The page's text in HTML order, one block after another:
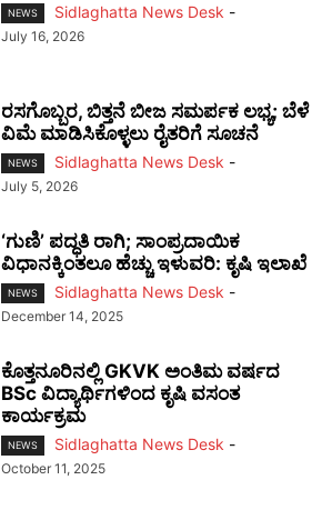
NEWS Sidlaghatta News Desk -
July 16, 2026
ರಸಗೊಬ್ಬರ, ಬಿತ್ತನೆ ಬೀಜ ಸಮರ್ಪಕ ಲಭ್ಯ; ಬೆಳೆ
ವಿಮೆ ಮಾಡಿಸಿಕೊಳ್ಳಲು ರೈತರಿಗೆ ಸೂಚನೆ
NEWS Sidlaghatta News Desk -
July 5, 2026
‘ಗುಣಿ’ ಪದ್ಧತಿ ರಾಗಿ; ಸಾಂಪ್ರದಾಯಿಕ
ವಿಧಾನಕ್ಕಿಂತಲೂ ಹೆಚ್ಚು ಇಳುವರಿ: ಕೃಷಿ ಇಲಾಖೆ
NEWS Sidlaghatta News Desk -
December 14, 2025
ಕೊತ್ತನೂರಿನಲ್ಲಿ GKVK ಅಂತಿಮ ವರ್ಷದ
BSc ವಿದ್ಯಾರ್ಥಿಗಳಿಂದ ಕೃಷಿ ವಸಂತ
ಕಾರ್ಯಕ್ರಮ
NEWS Sidlaghatta News Desk -
October 11, 2025